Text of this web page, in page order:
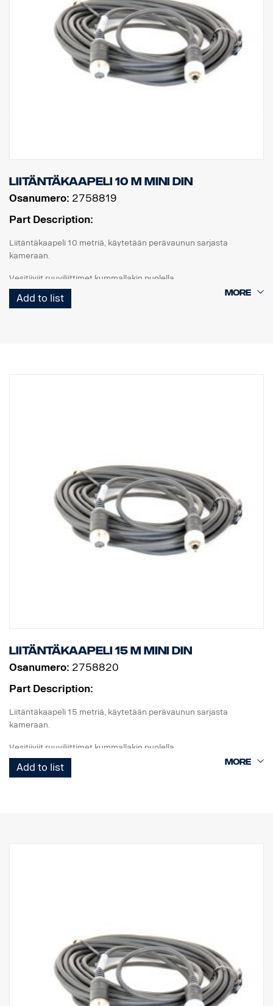
Liitäntäkaapeli 10 m MINI DIN
Osanumero: 2758819
Part Description:
Liitäntäkaapeli 10 metriä, käytetään perävaunun sarjasta
kameraan.
Vesitiiviit ruuviliittimet kummallakin puolella.
Add to list
Liitäntäkaapeli 15 m MINI DIN
Osanumero: 2758820
Part Description:
Liitäntäkaapeli 15 metriä, käytetään perävaunun sarjasta
kameraan.
Vesitiiviit ruuviliittimet kummallakin puolella.
Add to list